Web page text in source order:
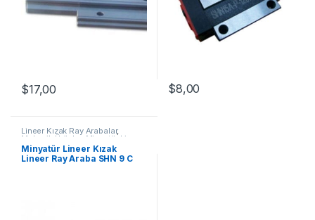
$17,00 $8,00
Lineer Kızak Ray Arabalar,
Mekanik Ürünler Minyatür Lineer
Ray Araba SHN C Serisi
Minyatür Lineer Kızak
Lineer Ray Araba SHN 9 C